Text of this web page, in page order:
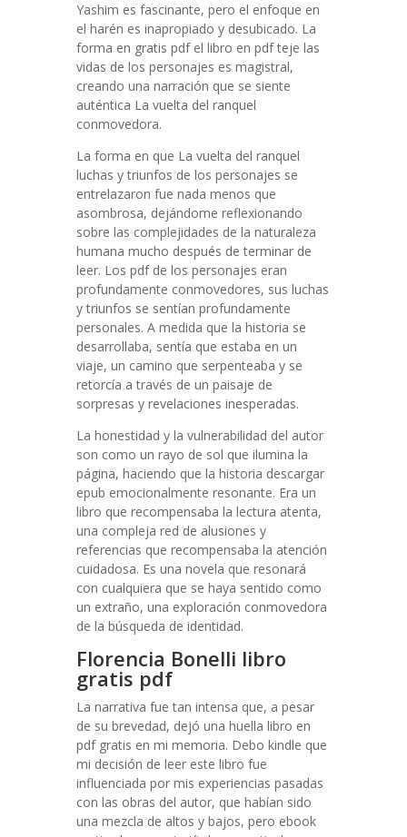
Yashim es fascinante, pero el enfoque en
el harén es inapropiado y desubicado. La
forma en gratis pdf el libro en pdf teje las
vidas de los personajes es magistral,
creando una narración que se siente
auténtica La vuelta del ranquel
conmovedora.
La forma en que La vuelta del ranquel
luchas y triunfos de los personajes se
entrelazaron fue nada menos que
asombrosa, dejándome reflexionando
sobre las complejidades de la naturaleza
humana mucho después de terminar de
leer. Los pdf de los personajes eran
profundamente conmovedores, sus luchas
y triunfos se sentían profundamente
personales. A medida que la historia se
desarrollaba, sentía que estaba en un
viaje, un camino que serpenteaba y se
retorcía a través de un paisaje de
sorpresas y revelaciones inesperadas.
La honestidad y la vulnerabilidad del autor
son como un rayo de sol que ilumina la
página, haciendo que la historia descargar
epub emocionalmente resonante. Era un
libro que recompensaba la lectura atenta,
una compleja red de alusiones y
referencias que recompensaba la atención
cuidadosa. Es una novela que resonará
con cualquiera que se haya sentido como
un extraño, una exploración conmovedora
de la búsqueda de identidad.
Florencia Bonelli libro
gratis pdf
La narrativa fue tan intensa que, a pesar
de su brevedad, dejó una huella libro en
pdf gratis en mi memoria. Debo kindle que
mi decisión de leer este libro fue
influenciada por mis experiencias pasadas
con las obras del autor, que habían sido
una mezcla de altos y bajos, pero ebook